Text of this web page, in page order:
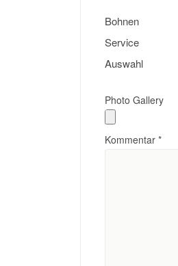
Bohnen
Service
Auswahl
Photo Gallery
Kommentar *